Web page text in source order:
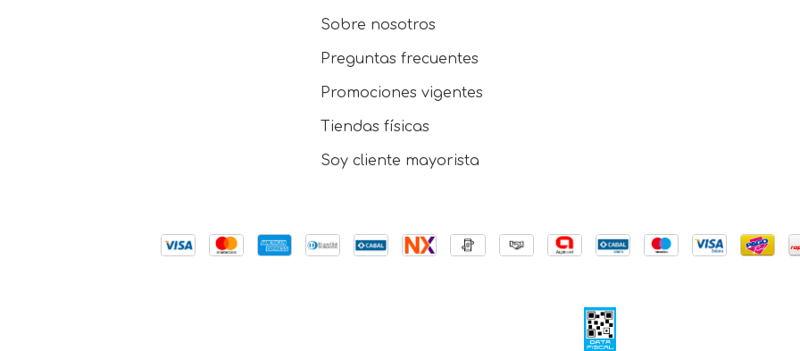
Sobre nosotros
Preguntas frecuentes
Promociones vigentes
Tiendas físicas
Soy cliente mayorista